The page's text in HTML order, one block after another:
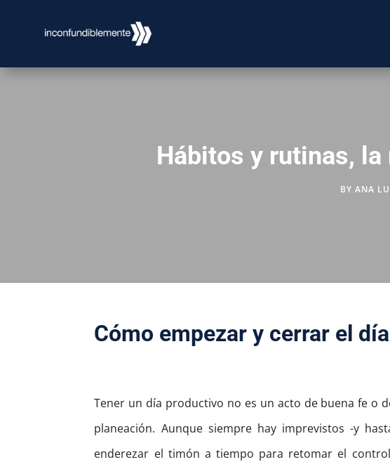
Hábitos y rutinas,
BY ANA
Cómo empezar y cerrar el
Tener un día productivo no es un acto de buena fe o
planeación. Aunque siempre hay imprevistos -y
enderezar el timón a tiempo para retomar el